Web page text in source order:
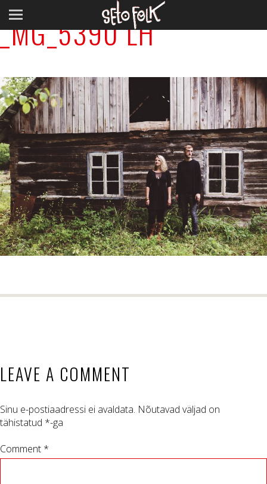
_MG_5390 LH
LEAVE A COMMENT
Sinu e-postiaadressi ei avaldata. Nõutavad väljad on
tähistatud *-ga
Comment *